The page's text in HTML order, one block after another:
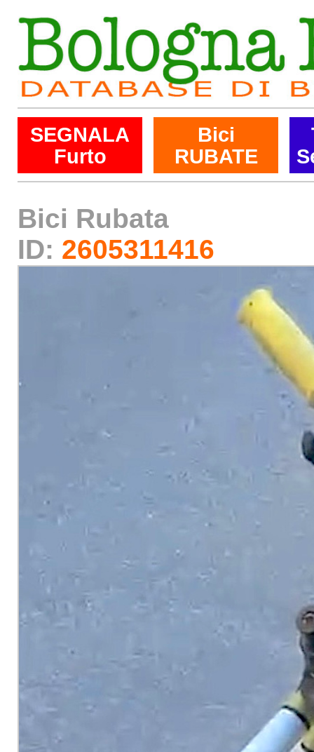
SEGNALA
Furto
Bici
RUBATE
Bici Rubata
ID: 2605311416